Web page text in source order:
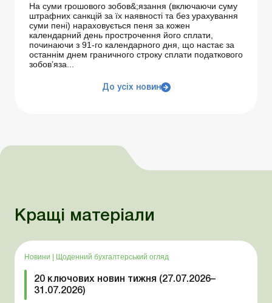
На суми грошового зобов&;язання (включаючи суму
штрафних санкцій за їх наявності та без урахування
суми пені) нараховується пеня за кожен
календарний день прострочення його сплати,
починаючи з 91-го календарного дня, що настає за
останнім днем граничного строку сплати податкового
зобов’яза...
До усіх новин
Кращі матеріали
Новини Щоденний бухгалтерський огляд
20 ключових новин тижня (27.07.2026–
31.07.2026)